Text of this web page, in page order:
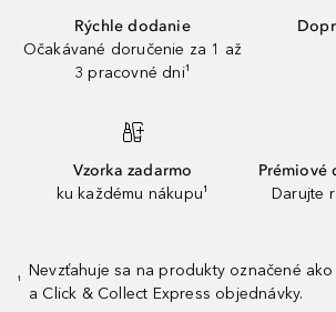
Rýchle dodanie
Očakávané doručenie za 1 až
3 pracovné dni¹
Vzorka zadarmo
ku každému nákupu¹
Prémiové
Darujte
¹
Nevzťahuje sa na produkty označené
a Click & Collect Express objednávky.